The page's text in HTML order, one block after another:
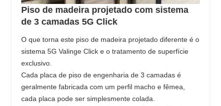
Piso de madeira projetado com sistema
de 3 camadas 5G Click
O que torna este piso de madeira projetado diferente é o
sistema 5G Valinge Click e o tratamento de superfície
exclusivo.
Cada placa de piso de engenharia de 3 camadas é
geralmente fabricada com um perfil macho e fêmea,
cada placa pode ser simplesmente colada.